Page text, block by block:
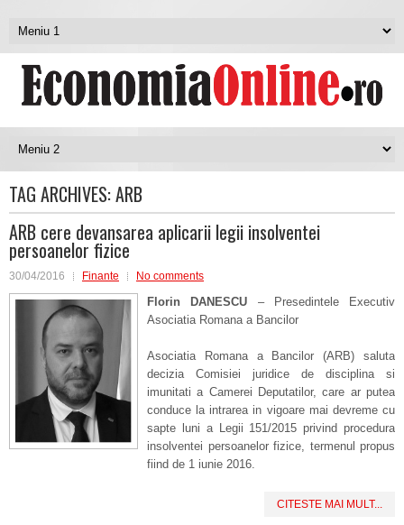
TAG ARCHIVES:ARB
ARB cere devansarea aplicarii legii insolventei
persoanelor fizice
30/04/2016 Finante No comments
Florin DANESCU – Presedintele Executiv
Asociatia Romana a Bancilor
Asociatia Romana a Bancilor (ARB) saluta
decizia Comisiei juridice de disciplina si
imunitati a Camerei Deputatilor, care ar putea
conduce la intrarea in vigoare mai devreme cu
sapte luni a Legii 151/2015 privind procedura
insolventei persoanelor fizice, termenul propus
fiind de 1 iunie 2016.
CITESTE MAI MULT...